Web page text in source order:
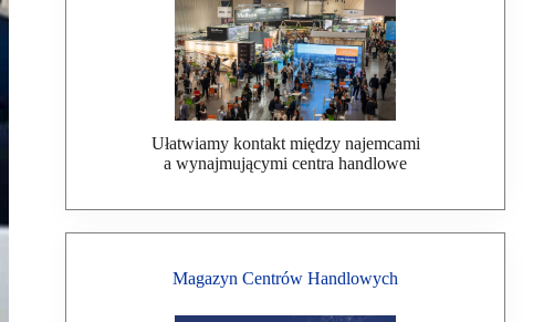
Ułatwiamy kontakt między najemcami
a wynajmującymi centra handlowe
Magazyn Centrów Handlowych